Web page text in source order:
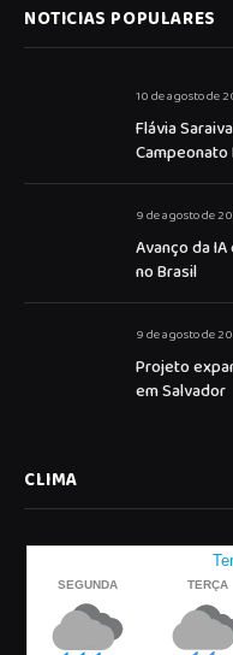
NOTICIAS POPULARES
10 de agosto de
Flávia
9 de agosto de
Avanço da
no Brasil
9 de agosto de
Projeto
em Salvador
CLIMA